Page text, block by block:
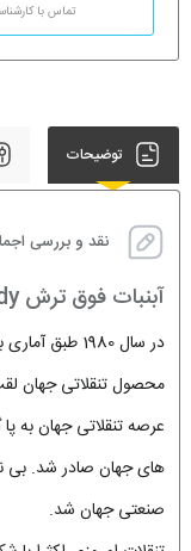
تماس با
توضیحات
نقد و بررسی
آبنبات فوق ترش xtreme sour candy
در سال 1980
محصول تنقلاتی جهان
عرصه تنقلاتی جهان به
های جهان صادر شد. بی
صنعتی جهان شد.